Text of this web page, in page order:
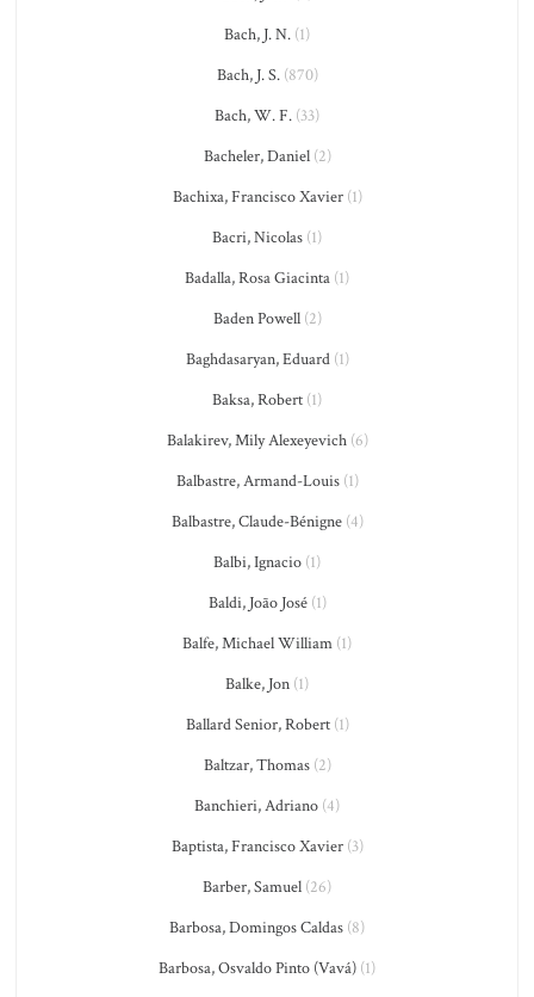
Bach, J. N. (1)
Bach, J. S.(870)
Bach, W. F. (33)
Bacheler, Daniel(2)
Bachixa, Francisco Xavier(1)
Bacri, Nicolas (1)
Badalla, Rosa Giacinta (1)
Baden Powell(2)
Baghdasaryan, Eduard(1)
Baksa, Robert (1)
Balakirev, Mily Alexeyevich(6)
Balbastre, Armand-Louis(1)
Balbastre, Claude-Bénigne(4)
Balbi, Ignacio (1)
Baldi, João José(1)
Balfe, Michael William (1)
Balke, Jon (1)
Ballard Senior, Robert(1)
Baltzar, Thomas(2)
Banchieri, Adriano (4)
Baptista, Francisco Xavier(3)
Barber, Samuel (26)
Barbosa, Domingos Caldas (8)
Barbosa, Osvaldo Pinto (Vavá) (1)